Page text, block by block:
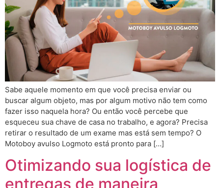
Sabe aquele momento em que você precisa enviar ou
buscar algum objeto, mas por algum motivo não tem como
fazer isso naquela hora? Ou então você percebe que
esqueceu sua chave de casa no trabalho, e agora? Precisa
retirar o resultado de um exame mas está sem tempo? O
Motoboy avulso Logmoto está pronto para […]
Otimizando sua logística de
entregas de maneira